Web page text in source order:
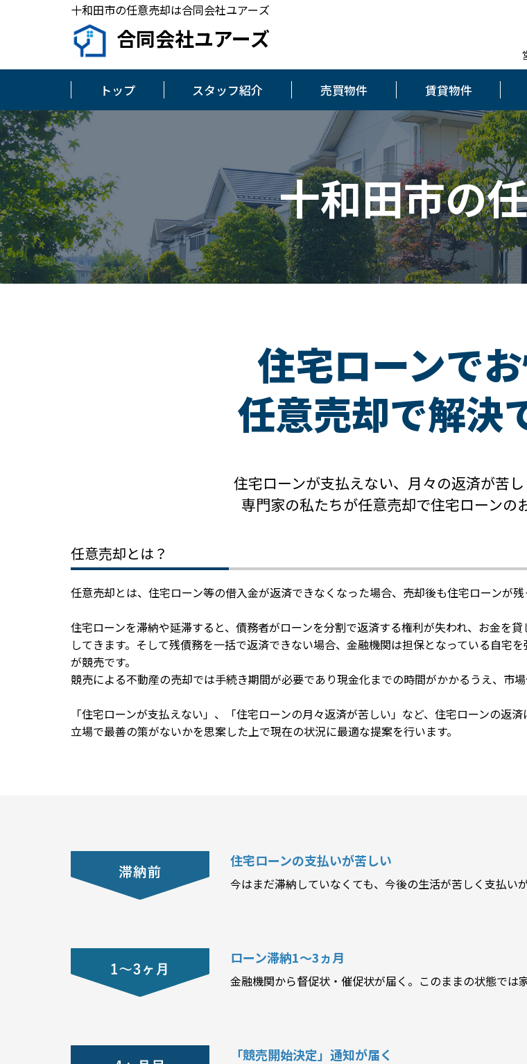
十和田市の任意売却は合同会社ユアーズ
合同会社ユアーズ
トップ スタッフ紹介 売買物件 賃貸物件
十和田市の
住宅ローンで
任意売却で解決
住宅ローンが支払えない、月々の返済が苦
専門家の私たちが任意売却で住宅ローンの
任意売却とは？
任意売却とは、住宅ローン等の借入金が返済できなくなった場合、売却後も住宅ローンが
住宅ローンを滞納や延滞すると、債務者がローンを分割で返済する権利が失われ、お金を
してきます。そして残債務を一括で返済できない場合、金融機関は担保となっている自宅
が競売です。
競売による不動産の売却では手続き期間が必要であり現金化までの時間がかかるうえ、市
「住宅ローンが支払えない」、「住宅ローンの月々返済が苦しい」など、住宅ローンの返
立場で最善の策がないかを思案した上で現在の状況に最適な提案を行います。
住宅ローンの支払いが苦しい
今はまだ滞納していなくても、今後の生活が苦しく支払い
ローン滞納1～3ヵ月
金融機関から督促状・催促状が届く。このままの状態では
「競売開始決定」通知が届く